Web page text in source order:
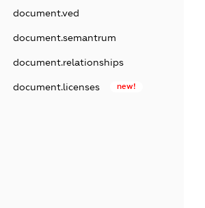
document.ved
document.semantrum
document.relationships
document.licenses new!